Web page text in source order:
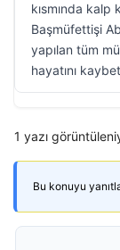
kısmında kalp
Başmüfettişi
yapılan tüm
hayatını
1 yazı
Bu konuyu